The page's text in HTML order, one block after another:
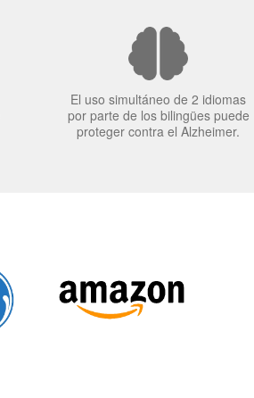
El uso simultáneo de 2 idiomas
por parte de los bilingües puede
proteger contra el Alzheimer.